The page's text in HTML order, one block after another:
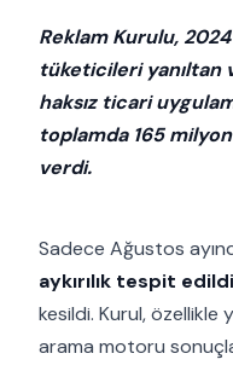
Reklam Kurulu, 2024
tüketicileri yanıltan
haksız ticari
toplamda 165
verdi.
Sadece Ağustos
aykırılık tespit edildi
kesildi. Kurul, özellikle
arama motoru